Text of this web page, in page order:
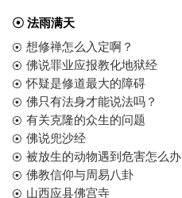
☉ 法雨满天
想修禅怎么入定啊？
佛说罪业应报教化地狱经
怀疑是修道最大的障碍
佛只有法身才能说法吗？
有关克隆的众生的问题
佛说兜沙经
被放生的动物遇到危害怎么办
佛教信仰与周易八卦
山西应县佛宫寺